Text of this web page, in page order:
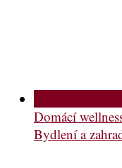
Domácí
Bydlení a